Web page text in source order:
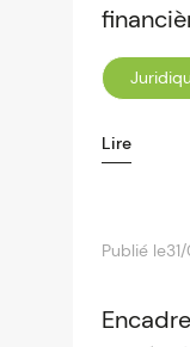
Lire
Publié le